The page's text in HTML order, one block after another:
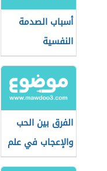
أسباب الصدمة
النفسية
الفرق بين الحب
والإعجاب في علم
النفس